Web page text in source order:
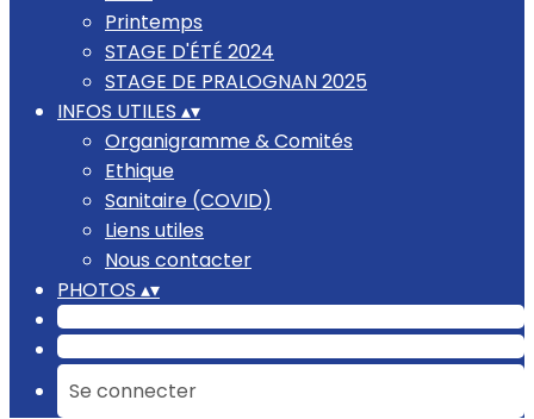
Printemps
STAGE D'ÉTÉ 2024
STAGE DE PRALOGNAN 2025
INFOS UTILES ▴▾
Organigramme & Comités
Ethique
Sanitaire (COVID)
Liens utiles
Nous contacter
PHOTOS ▴▾
Se connecter